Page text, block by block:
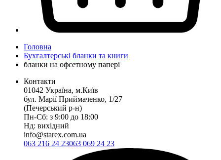
Головна
Бухгалтерські бланки та книги
бланки на офсетному папері
Контакти
01042 Україна, м.Київ
бул. Марії Приймаченко, 1/27
(Печерський р-н)
Пн-Сб: з 9:00 до 18:00
Нд: вихідний
info@starex.com.ua
063 216 24 23063 069 24 23